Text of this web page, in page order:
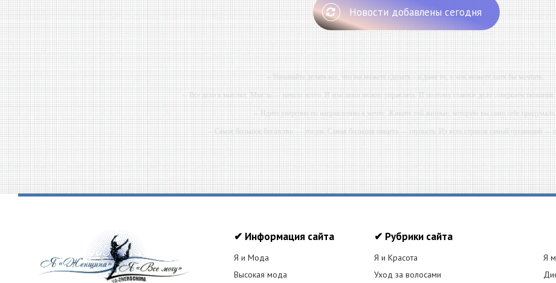
Новости добавлены сегодня
-- Начинайте делать все, что вы можете сделать – и даже то, о чем можете хотя бы мечтать.
-- Все дело в мыслях. Мысль — начало всего. И мыслями можно управлять. И поэтому главное дело
-- Идите уверенно по направлению к мечте. Живите той жизнью, которую вы сами себе придумали.
-- Самое большое богатство — это ум. Самая большая нищета — глупость. Из всех страхов самый пугающий —
-- Лучшее, что можно сделать с хорошим советом, это пропустить его мимо ушей. Он никогда не бывает полезен никому,
-- Люблю давать советы и очень не люблю, когда их дают мне.
✔ Информация сайта
Я и Мода
Высокая мода
✔ Рубрики сайта
Я и Красота
Уход за волосами
Я